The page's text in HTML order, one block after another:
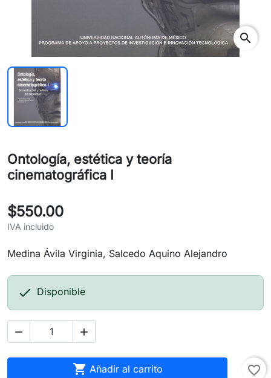
search
Ontología, estética y teoría
cinematográfica I
$550.00
IVA incluido
Medina Ávila Virginia, Salcedo Aquino Alejandro
 Disponible
 
 Añadir al carrito favorite_border